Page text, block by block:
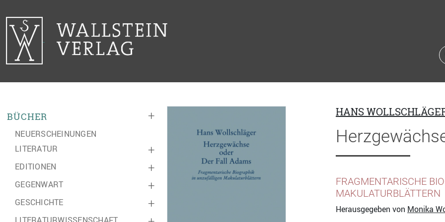
+
BÜCHER
NEUERSCHEINUNGEN
+
LITERATUR
+
EDITIONEN
+
GEGENWART
+
GESCHICHTE
HANS
FRAGMENTARISCHE
MAKULATURBLÄTTERN
Herausgegeben von Monika